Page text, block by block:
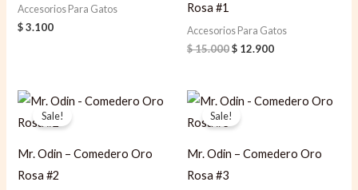
Accesorios Para Gatos
$3.100
Rosa #1
Accesorios Para Gatos
$15.000$ 12.900
Sale!
Mr. Odin – Comedero Oro
Rosa #2
Original
price
was:
Current
price
Sale!
Mr. Odin – Comedero Oro
Rosa #3
Original
price
was:
Current
price